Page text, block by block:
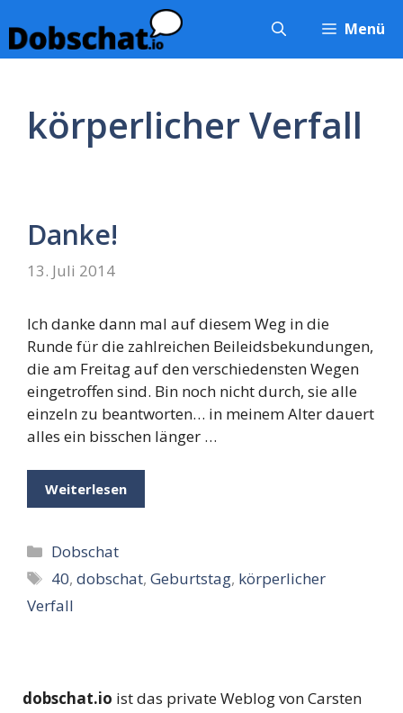
Inhalt
springen
Menü
körperlicher Verfall
Danke!
13. Juli 2014
Ich danke dann mal auf diesem Weg in die
Runde für die zahlreichen Beileidsbekundungen,
die am Freitag auf den verschiedensten Wegen
eingetroffen sind. Bin noch nicht durch, sie alle
einzeln zu beantworten… in meinem Alter dauert
alles ein bisschen länger …
Weiterlesen
Kategorien
Dobschat
Schlagwörter
40,dobschat,Geburtstag, körperlicher
Verfall
dobschat.io ist das private Weblog von Carsten